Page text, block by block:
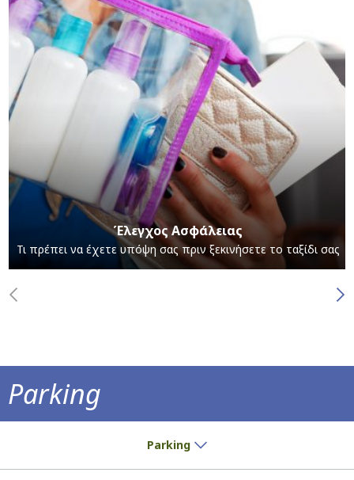
Έλεγχος Ασφάλειας
Τι πρέπει να έχετε υπόψη σας πριν ξεκινήσετε το ταξίδι σας
Parking
Parking